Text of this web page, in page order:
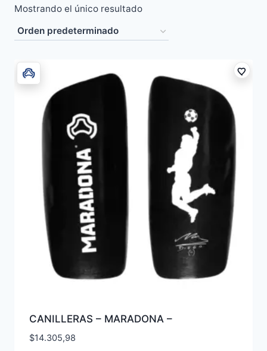
Mostrando el único resultado
CANILLERAS – MARADONA –
$14.305,98